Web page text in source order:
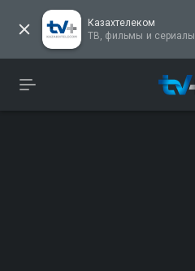
Казахтелеком
ТВ, фильмы и сериалы